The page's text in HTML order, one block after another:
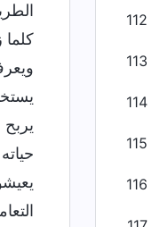
كلما